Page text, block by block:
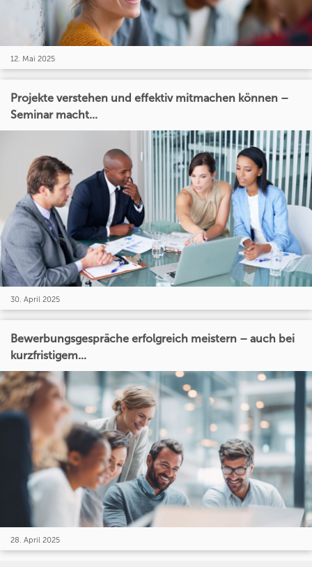
12. Mai 2025
Projekte verstehen und effektiv mitmachen können –
Seminar macht...
30. April 2025
Bewerbungsgespräche erfolgreich meistern – auch bei
kurzfristigem...
28. April 2025